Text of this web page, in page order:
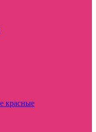
красные